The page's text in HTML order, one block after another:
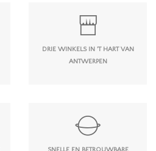
DRIE WINKELS IN 'T HART VAN
ANTWERPEN